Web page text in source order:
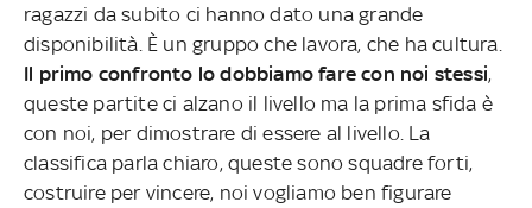
ragazzi da subito ci hanno dato una grande
disponibilità. È un gruppo che lavora, che ha cultura.
Il primo confronto lo dobbiamo fare con noi stessi,
queste partite ci alzano il livello ma la prima sfida è
con noi, per dimostrare di essere al livello. La
classifica parla chiaro, queste sono squadre forti,
costruire per vincere, noi vogliamo ben figurare